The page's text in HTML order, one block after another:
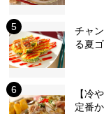
チャ
る夏
【冷
定番